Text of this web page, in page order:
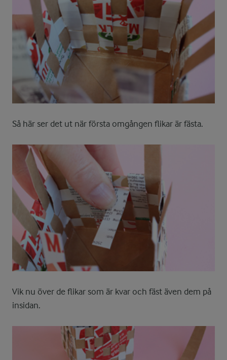
Så här ser det ut när första omgången flikar är fästa.
Vik nu över de flikar som är kvar och fäst även dem på
insidan.